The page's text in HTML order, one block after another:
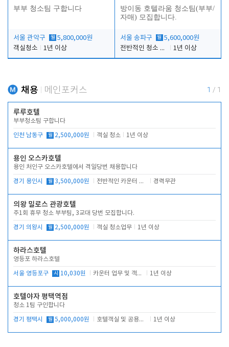
부부 청소팀 구합니다
서울 관악구 월 5,800,000원
객실청소
1년 이상
방이동 호텔라움 청소팀(부부/
자매) 모집합니다.
서울 송파구 월 5,600,000원
전반적인 청소 업무(객실청소.객실정리)
1년 이상
채용 메인포커스 1 / 1
루루호텔
부부청소팀 구합니다
인천 남동구 월 2,500,000원 객실 청소 1년 이상
용인 오스카호텔
용인 처인구 오스카호텔에서 격일당번 채용합니다
경기 용인시 월 3,500,000원 전반적인 카운터 업무 경력무관
의왕 밀로스 관광호텔
주1회 휴무 청소 부부팀, 3교대 당번 모집합니다.
경기 의왕시 월 2,500,000원 객실 청소업무 1년 이상
하라스호텔
영등포 하라스호텔
서울 영등포구 시 10,030원 카운터 업무 및 객실관리(청소상태 확인, 객실판매) 1년 이상
호텔야자 평택역점
청소 1팀 구인합니다
경기 평택시 월 5,000,000원 호텔객실 및 공용시설 청소 관리 1년 이상